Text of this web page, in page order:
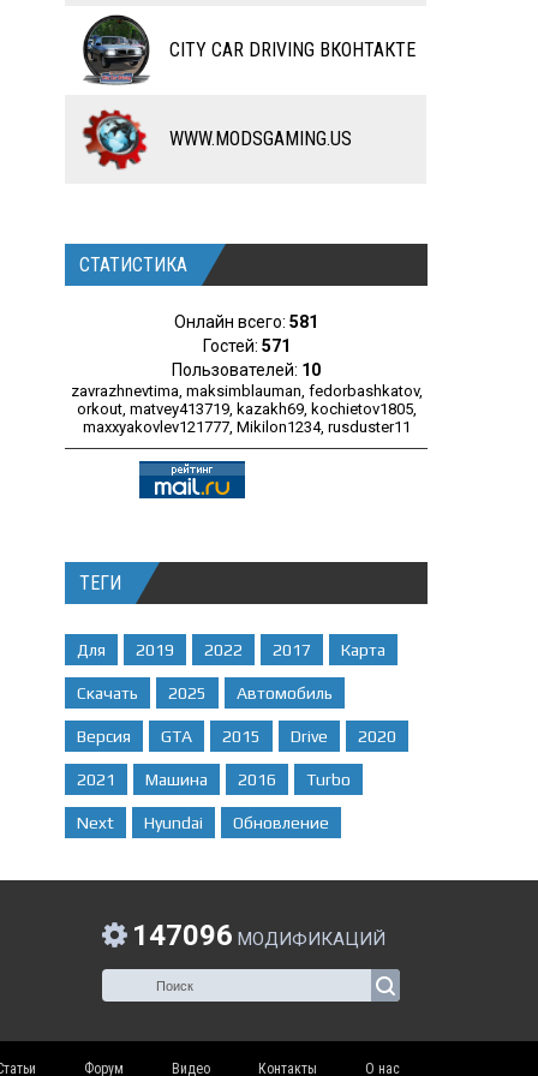
ЧИТЫ
ПРОГРАММЫ
РАЗНОЕ
CITY CAR DRIVING ВКОНТАКТЕ
WWW.MODSGAMING.US
СТАТИСТИКА
Онлайн всего:581
Гостей: 571
Пользователей: 10
zavrazhnevtima, maksimblauman, fedorbashkatov,
orkout, matvey413719, kazakh69, kochietov1805,
maxxyakovlev121777, Mikilon1234, rusduster11
ТЕГИ
Для 2019 2022 2017 Карта
Скачать 2025 Автомобиль
Версия GTA 2015 Drive 2020
2021 Машина 2016 Turbo
Next Hyundai Обновление
147096 МОДИФИКАЦИЙ
Форум Видео Контакты О нас